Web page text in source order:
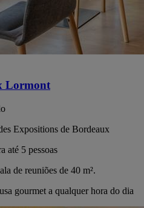
Lormont
Expositions de Bordeaux
até 5 pessoas
de reuniões de 40 m².
gourmet a qualquer hora do dia